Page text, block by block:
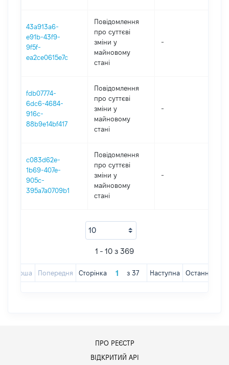
43a913a6-
e91b-43f9-
9f5f-
ea2ce0615e7c
Повідомлення
про суттєві
зміни y
майновому
стані
-
fdb07774-
6dc6-4684-
916c-
88b9e14bf417
Повідомлення
про суттєві
зміни y
майновому
стані
-
c083d62e-
1b69-407e-
905c-
395a7a0709b1
Повідомлення
про суттєві
зміни y
майновому
стані
-
1 - 10 з 369
Перша Попередня Сторінка з 37 Наступна Остання
ПРО РЕЄСТР
ВІДКРИТИЙ АРІ